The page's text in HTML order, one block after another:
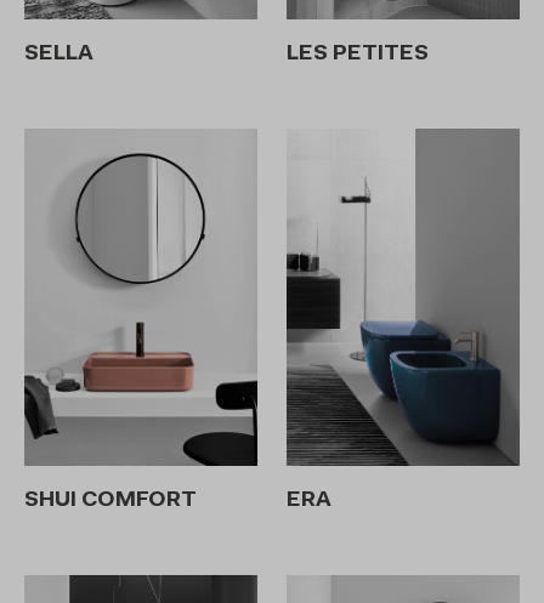
SELLA LES PETITES
SHUI COMFORT ERA